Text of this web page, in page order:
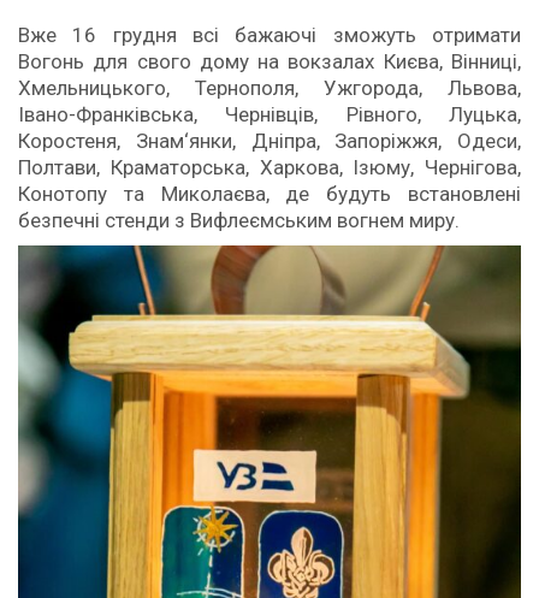
Вже 16 грудня всі бажаючі зможуть отримати
Вогонь для свого дому на вокзалах Києва, Вінниці,
Хмельницького, Тернополя, Ужгорода, Львова,
Івано-Франківська, Чернівців, Рівного, Луцька,
Коростеня, Знам‘янки, Дніпра, Запоріжжя, Одеси,
Полтави, Краматорська, Харкова, Ізюму, Чернігова,
Конотопу та Миколаєва, де будуть встановлені
безпечні стенди з Вифлеємським вогнем миру.